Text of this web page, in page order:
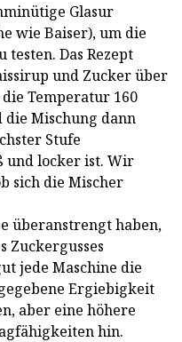
Glasur
wie Baiser), um die
testen. Das Rezept
und Zucker über
Temperatur 160
Mischung dann
Stufe
und locker ist. Wir
sich die Mischer
überanstrengt haben,
Zuckergusses
jede Maschine die
Ergiebigkeit
aber eine höhere
hin.